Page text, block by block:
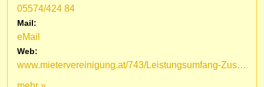
05574/424 84
Mail:
eMail
Web:
www.mietervereinigung.at/743/Leistungsumfang-Zustaendigkeit